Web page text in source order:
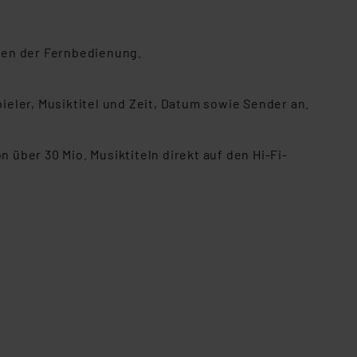
Datenschutzerklärung.
Europäer bestehen.
Art der übermittelten
der Fernbedienung.
Musiktitel und Zeit, Datum sowie Sender an.
über 30 Mio. Musiktiteln direkt auf den Hi-Fi-